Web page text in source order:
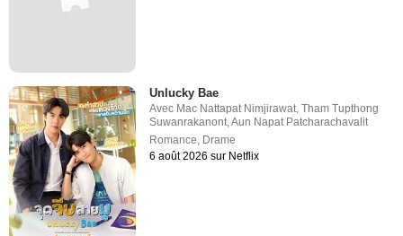
Unlucky Bae
Avec Mac Nattapat Nimjirawat,Tham Tupthong
Suwanrakanont,Aun Napat Patcharachavalit
Romance, Drame
6 août 2026 sur Netflix